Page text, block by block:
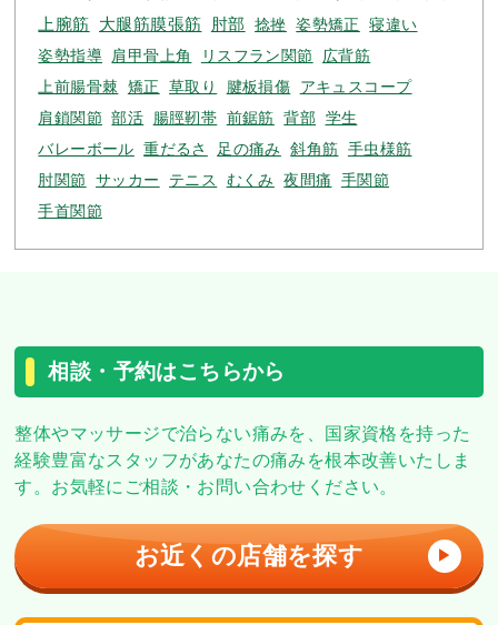
上腕筋 大腿筋膜張筋 肘部 捻挫 姿勢矯正
寝違い
姿勢指導
肩甲骨上角 リスフラン関節
広背筋
上前腸骨棘
矯正 草取り 腱板損傷
アキュスコープ
肩鎖関節 部活 腸脛靭帯 前鋸筋 背部 学生
バレーボール 重だるさ 足の痛み 斜角筋 手虫様筋
肘関節 サッカー テニス むくみ 夜間痛
手関節
手首関節
相談・予約はこちらから
整体やマッサージで治らない痛みを、
国家資格を持った
経験豊富なスタッフがあなたの痛みを根本改善いたしま
す。 お気軽にご相談・お問い合わせください。
お近くの店舗を探す ▶